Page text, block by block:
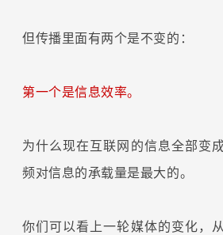
但传播里面有两个是不变的：
第一个是信息效率。
为什么现在互联网的信息全部变
频对信息的承载量是最大的。
你们可以看上一轮媒体的变化，